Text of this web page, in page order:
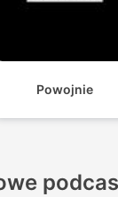
Powojnie